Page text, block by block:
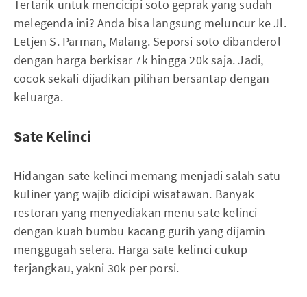
Tertarik untuk mencicipi soto geprak yang sudah
melegenda ini? Anda bisa langsung meluncur ke Jl.
Letjen S. Parman, Malang. Seporsi soto dibanderol
dengan harga berkisar 7k hingga 20k saja. Jadi,
cocok sekali dijadikan pilihan bersantap dengan
keluarga.
Sate Kelinci
Hidangan sate kelinci memang menjadi salah satu
kuliner yang wajib dicicipi wisatawan. Banyak
restoran yang menyediakan menu sate kelinci
dengan kuah bumbu kacang gurih yang dijamin
menggugah selera. Harga sate kelinci cukup
terjangkau, yakni 30k per porsi.